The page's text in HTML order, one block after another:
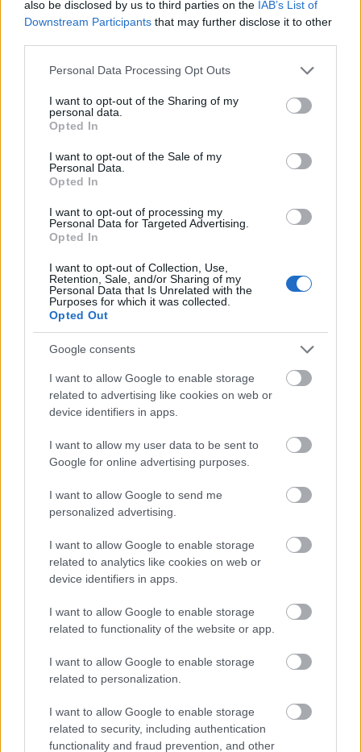
also be disclosed by us to third parties on the IAB’s List of
Downstream Participants that may further disclose it to other
Please note that this website/app uses one or more Google
not limited to your visit or usage behaviour. You may click to
grant or deny consent to Google and its third-party tags to
use your data for below specified purposes in below Google
consent section.
Personal Data Processing Opt Outs
I want to opt-out of the Sharing of my
personal data.
Opted In
I want to opt-out of the Sale of my
Personal Data.
Opted In
I want to opt-out of processing my
Personal Data for Targeted Advertising.
Opted In
I want to opt-out of Collection, Use,
Retention, Sale, and/or Sharing of my
Personal Data that Is Unrelated with the
Purposes for which it was collected.
Opted Out
Google consents
I want to allow Google to enable storage
related to advertising like cookies on web or
device identifiers in apps.
I want to allow my user data to be sent to
Google for online advertising purposes.
I want to allow Google to send me
personalized advertising.
I want to allow Google to enable storage
related to analytics like cookies on web or
device identifiers in apps.
I want to allow Google to enable storage
related to functionality of the website or app.
I want to allow Google to enable storage
related to personalization.
I want to allow Google to enable storage
related to security, including authentication
functionality and fraud prevention, and other
Vízhiány mellett erdőtűz sújtja a Garda-tavat:
kétszáz embert menekítettek ki
Olcsóbbak lettek a balatoni új ingatlanok,
Borsodban megmagyarázhatatlan a
drágulás
HÍREK 5 órája
Kíméletlenül visszavágtak az ukránok Kijev
rakétázása miatt
Bizarr baleset történt a budapesti metrón
HÍREK 8 órája
NÉPSZERŰ